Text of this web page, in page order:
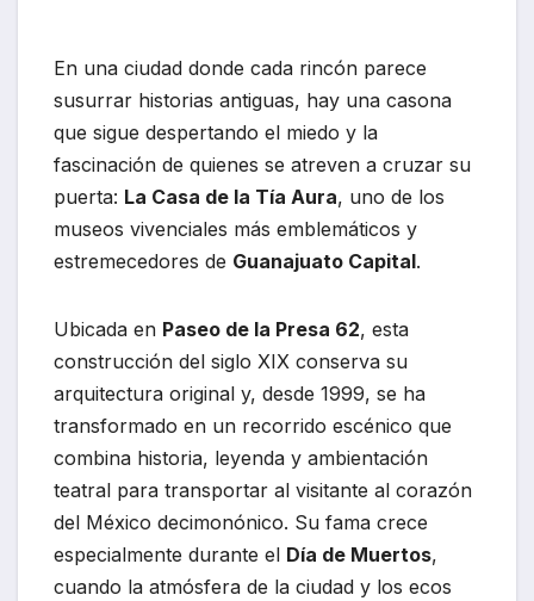
En una ciudad donde cada rincón parece
susurrar historias antiguas, hay una casona
que sigue despertando el miedo y la
fascinación de quienes se atreven a cruzar su
puerta: La Casa de la Tía Aura, uno de los
museos vivenciales más emblemáticos y
estremecedores de Guanajuato Capital.
Ubicada en Paseo de la Presa 62, esta
construcción del siglo XIX conserva su
arquitectura original y, desde 1999, se ha
transformado en un recorrido escénico que
combina historia, leyenda y ambientación
teatral para transportar al visitante al corazón
del México decimonónico. Su fama crece
especialmente durante el Día de Muertos,
cuando la atmósfera de la ciudad y los ecos